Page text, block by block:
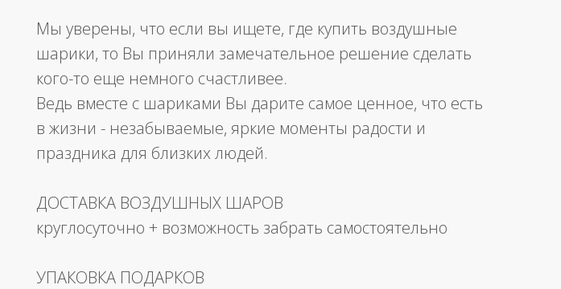
Мы уверены, что если вы ищете, где купить воздушные
шарики, то Вы приняли замечательное решение сделать
кого-то еще немного счастливее.
Ведь вместе с шариками Вы дарите самое ценное, что есть
в жизни - незабываемые, яркие моменты радости и
праздника для близких людей.
ДОСТАВКА ВОЗДУШНЫХ ШАРОВ
круглосуточно + возможность забрать самостоятельно
УПАКОВКА ПОДАРКОВ